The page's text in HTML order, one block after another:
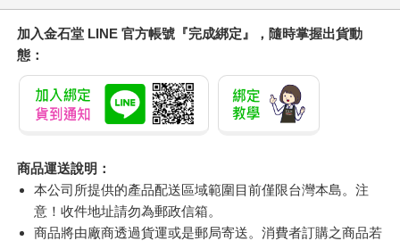
加入金石堂 LINE 官方帳號『完成綁定』，隨時掌握出貨動
態：
商品運送說明：
本公司所提供的產品配送區域範圍目前僅限台灣本島。注
意！收件地址請勿為郵政信箱。
商品將由廠商透過貨運或是郵局寄送。消費者訂購之商品若